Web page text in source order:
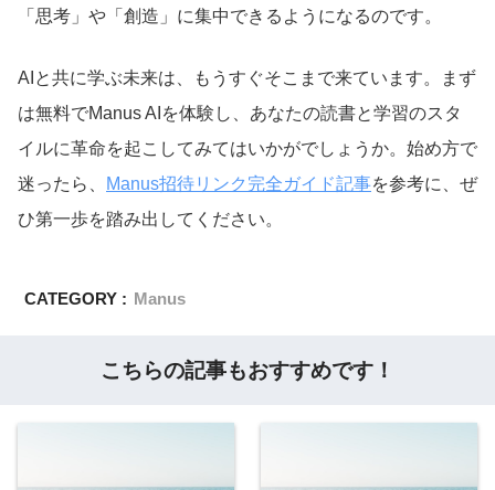
「思考」や「創造」に集中できるようになるのです。
AIと共に学ぶ未来は、もうすぐそこまで来ています。まず
は無料でManus AIを体験し、あなたの読書と学習のスタ
イルに革命を起こしてみてはいかがでしょうか。始め方で
迷ったら、
Manus招待リンク完全ガイド記事を参考に、ぜ
ひ第一歩を踏み出してください。
CATEGORY : Manus
こちらの記事もおすすめです！